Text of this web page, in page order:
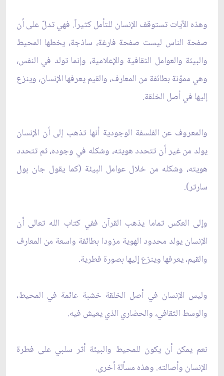
وهذه الآيات تستوقف الإنسان للتأمل كثيراً. فهي تدلّ على أن
صفحة الناس ليست صفحة فارغة، ساذجة، يخطها المحيط
والبيئة والعوامل الثقافية والإعلامية، وإنما تولد في النفس،
وهي مموّنة بطائفة من المعارف، والقيم يعرفها الإنسان، وينزع
إليها في أصل الخلقة.
والمعروف عن الفلسفة الوجودية أنها تذهب إلى أن الإنسان
يولد من غير أن تتحدد هويته، وشكله في وجوده، ثم تتحدد
هويته، وشكله من خلال عوامل البيئة (كما يقول جان بول
سارتر).
وإلى العكس تماما يذهب القرآن ففي كتاب الله تعالى أن
الإنسان يولد محدود الهوية مزودا بطائفة واسعة من المعارف
والقيم، يعرفها وينزع إليها بصورة فطرية.
وليس الإنسان في أصل الخلقة خشبة عائمة في المحيط،
والوسط الثقافي، والحضاري الذي يعيش فيه.
نعم يمكن أن يكون للمحيط والبيئة أثر سلبي على فطرة
الإنسان وأصالته. وهذه مسألة أخرى.